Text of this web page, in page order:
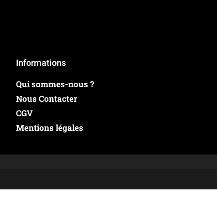
Informations
Qui sommes-nous ?
Nous Contacter
CGV
Mentions légales